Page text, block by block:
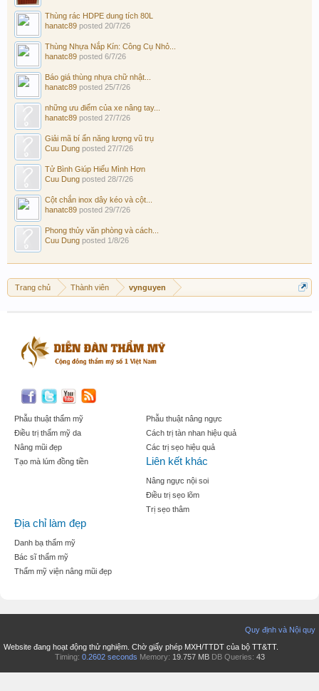
Thùng rác HDPE dung tích 80L
hanatc89 posted 20/7/26
Thùng Nhựa Nắp Kín: Công Cụ Nhỏ...
hanatc89 posted 6/7/26
Báo giá thùng nhựa chữ nhật...
hanatc89 posted 25/7/26
những ưu điểm của xe nâng tay...
hanatc89 posted 27/7/26
Giải mã bí ẩn năng lượng vũ trụ
Cuu Dung posted 27/7/26
Tử Bình Giúp Hiểu Mình Hơn
Cuu Dung posted 28/7/26
Cột chắn inox dây kéo và cột...
hanatc89 posted 29/7/26
Phong thủy văn phòng và cách...
Cuu Dung posted 1/8/26
Trang chủ Thành viên vynguyen
Phẫu thuật thẩm mỹ
Điều trị thẩm mỹ da
Nâng mũi đẹp
Tạo mà lúm đồng tiền
Phẫu thuật nâng ngực
Cách trị tàn nhan hiệu quả
Các trị sẹo hiệu quả
Liên kết khác
Nâng ngực nội soi
Điều trị sẹo lõm
Trị sẹo thâm
Địa chỉ làm đẹp
Danh bạ thẩm mỹ
Bác sĩ thẩm mỹ
Thẩm mỹ viện nâng mũi đẹp
Quy định và Nội quy
Website đang hoạt động thử nghiệm. Chờ giấy phép MXH/TTDT của bộ TT&TT.
Timing: 0.2602 seconds Memory: 19.757 MB DB Queries: 43